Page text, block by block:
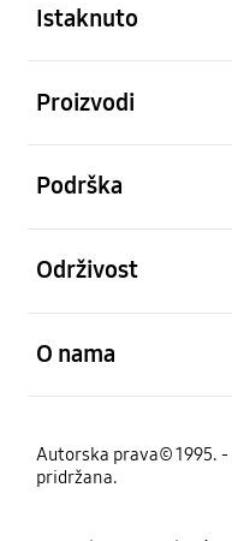
Istaknuto
Proizvodi
Podrška
Održivost
O nama
Autorska prava© 1995. -
pridržana.